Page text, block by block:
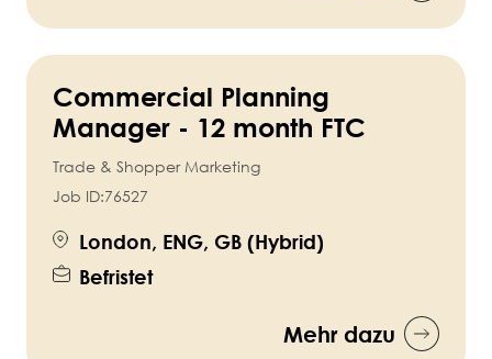
Commercial Planning
Manager - 12 month FTC
Trade & Shopper Marketing
Job ID:76527
London, ENG, GB (Hybrid)
Befristet
Mehr dazu